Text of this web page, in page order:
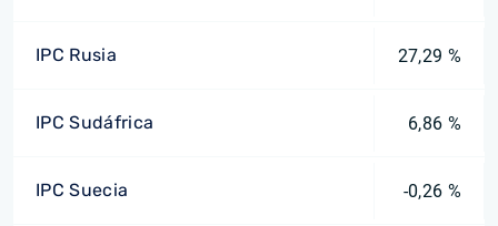
IPC Rusia 27,29 %
IPC Sudáfrica 6,86 %
IPC Suecia -0,26 %